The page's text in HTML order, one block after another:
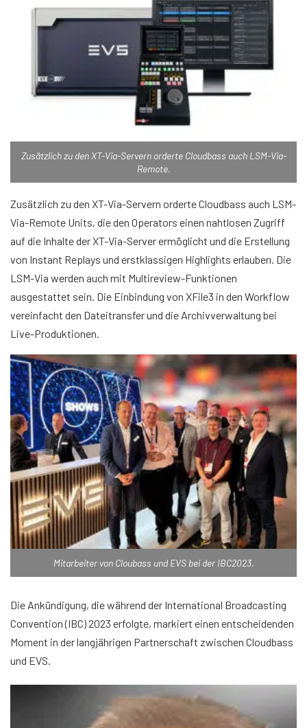
Zusätzlich zu den XT-Via-Servern orderte Cloudbass auch LSM-Via-
Remote.
Zusätzlich zu den XT-Via-Servern orderte Cloudbass auch LSM-
Via-Remote Units, die den Operators einen nahtlosen Zugriff
auf die Inhalte der XT-Via-Server ermöglicht und die Erstellung
von Instant Replays und erstklassigen Highlights erlauben. Die
LSM-Via werden auch mit Multireview-Funktionen
ausgestattet sein. Die Einbindung von XFile3 in den Workflow
vereinfacht den Dateitransfer und die Archivverwaltung bei
Live-Produktionen.
Mitarbeiter von Cloubass und EVS bei der IBC2023.
Die Ankündigung, die während der International Broadcasting
Convention (IBC) 2023 erfolgte, markiert einen entscheidenden
Moment in der langjährigen Partnerschaft zwischen Cloudbass
und EVS.